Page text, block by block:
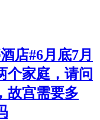
店#6月底7月
个家庭，请问
故宫需要多